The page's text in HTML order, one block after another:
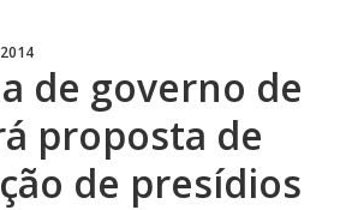
de governo de
proposta de
de presídios